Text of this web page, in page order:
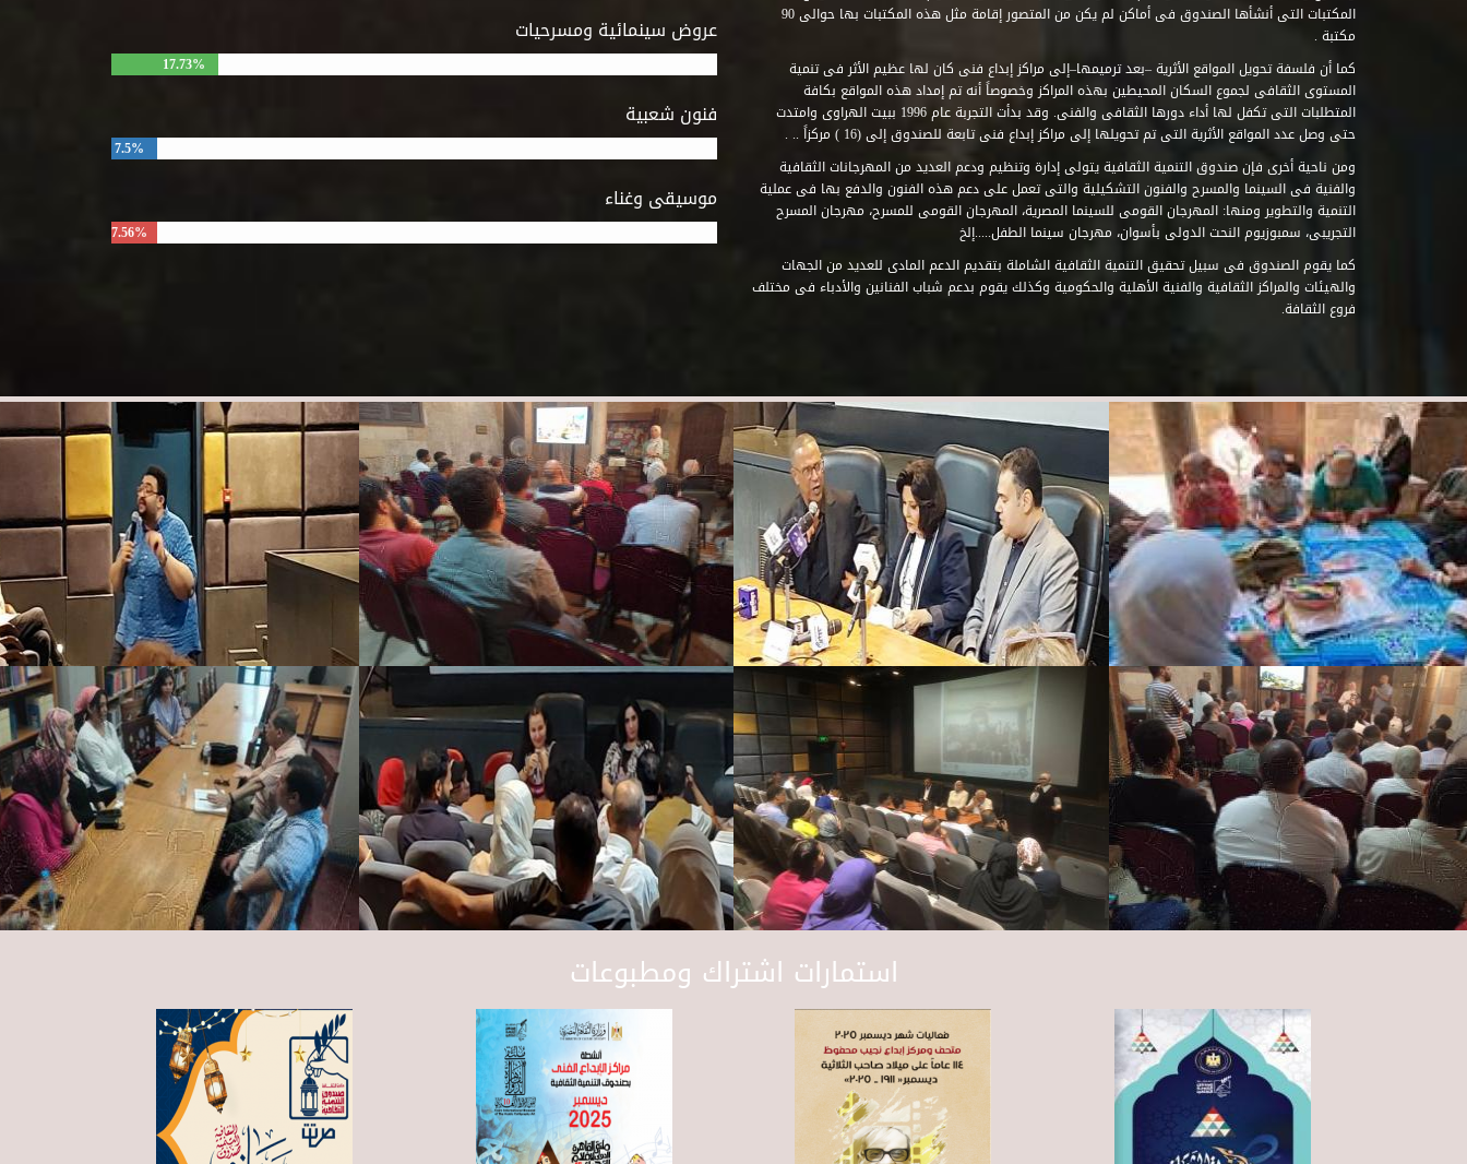
عروض سينمائية ومسرحيات
17.73%
فنون شعبية
7.5%
موسيقى وغناء
7.56%
المكتبات التى أنشأها الصندوق فى أماكن لم يكن من المتصور إقامة مثل هذه المكتبات بها حوالى 90
مكتبة .
كما أن فلسفة تحويل المواقع الأثرية –بعد ترميمها–إلى مراكز إبداع فنى كان لها عظيم الأثر فى تنمية
المستوى الثقافى لجموع السكان المحيطين بهذه المراكز وخصوصاً أنه تم إمداد هذه المواقع بكافة
المتطلبات التى تكفل لها أداء دورها الثقافى والفنى. وقد بدأت التجربة عام 1996 ببيت الهراوى وامتدت
حتى وصل عدد المواقع الأثرية التى تم تحويلها إلى مراكز إبداع فنى تابعة للصندوق إلى (16 ) مركزاً .. .
ومن ناحية أخرى فإن صندوق التنمية الثقافية يتولى إدارة وتنظيم ودعم العديد من المهرجانات الثقافية
والفنية فى السينما والمسرح والفنون التشكيلية والتى تعمل على دعم هذه الفنون والدفع بها فى عملية
التنمية والتطوير ومنها: المهرجان القومى للسينما المصرية، المهرجان القومى للمسرح، مهرجان المسرح
التجريبى، سمبوزيوم النحت الدولى بأسوان، مهرجان سينما الطفل.....إلخ
كما يقوم الصندوق فى سبيل تحقيق التنمية الثقافية الشاملة بتقديم الدعم المادى للعديد من الجهات
والهيئات والمراكز الثقافية والفنية الأهلية والحكومية وكذلك يقوم بدعم شباب الفنانين والأدباء فى مختلف
فروع الثقافة.
استمارات اشتراك ومطبوعات